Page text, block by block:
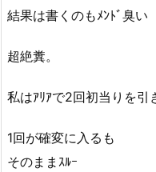
結果は書くのもﾒﾝﾄﾞ臭い
超絶糞。
私はｱﾘｱで2回初当りを引
1回が確変に入るも
そのままｽﾙｰ